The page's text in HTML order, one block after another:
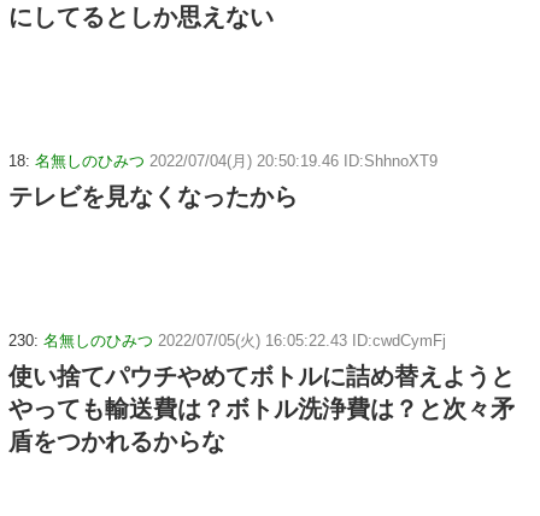
にしてるとしか思えない
18: 名無しのひみつ 2022/07/04(月) 20:50:19.46 ID:ShhnoXT9
テレビを見なくなったから
230: 名無しのひみつ 2022/07/05(火) 16:05:22.43 ID:cwdCymFj
使い捨てパウチやめてボトルに詰め替えようと
やっても輸送費は？ボトル洗浄費は？と次々矛
盾をつかれるからな